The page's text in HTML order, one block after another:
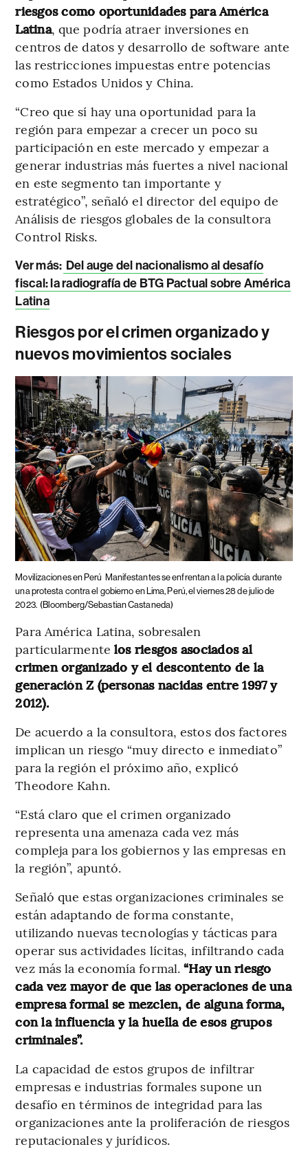
riesgos como oportunidades para América
Latina, que podría atraer inversiones en
centros de datos y desarrollo de software ante
las restricciones impuestas entre potencias
como Estados Unidos y China.
“Creo que sí hay una oportunidad para la
región para empezar a crecer un poco su
participación en este mercado y empezar a
generar industrias más fuertes a nivel nacional
en este segmento tan importante y
estratégico”, señaló el director del equipo de
Análisis de riesgos globales de la consultora
Control Risks.
Ver más: Del auge del nacionalismo al desafío
fiscal: la radiografía de BTG Pactual sobre América
Latina
Riesgos por el crimen organizado y
nuevos movimientos sociales
Movilizaciones en Perú Manifestantes se enfrentan a la policía durante
una protesta contra el gobierno en Lima, Perú, el viernes 28 de julio de
2023. (Bloomberg/Sebastian Castaneda)
Para América Latina, sobresalen
particularmente los riesgos asociados al
crimen organizado y el descontento de la
generación Z (personas nacidas entre 1997 y
2012).
De acuerdo a la consultora, estos dos factores
implican un riesgo “muy directo e inmediato”
para la región el próximo año, explicó
Theodore Kahn.
“Está claro que el crimen organizado
representa una amenaza cada vez más
compleja para los gobiernos y las empresas en
la región”, apuntó.
Señaló que estas organizaciones criminales se
están adaptando de forma constante,
utilizando nuevas tecnologías y tácticas para
operar sus actividades lícitas, infiltrando cada
vez más la economía formal.“Hay un riesgo
cada vez mayor de que las operaciones de una
empresa formal se mezclen, de alguna forma,
con la influencia y la huella de esos grupos
criminales”.
La capacidad de estos grupos de infiltrar
empresas e industrias formales supone un
desafío en términos de integridad para las
organizaciones ante la proliferación de riesgos
reputacionales y jurídicos.